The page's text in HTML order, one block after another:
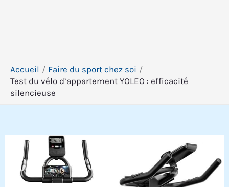
Accueil
Faire du sport chez soi
Test du vélo d’appartement YOLEO : efficacité
silencieuse